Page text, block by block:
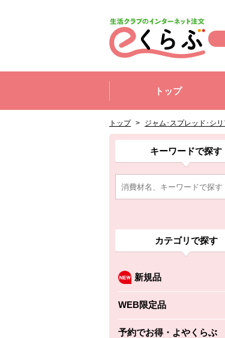
トップ
トップ > ジャム･スプレッド･シ
ここから消費材検索メニュ
キーワードで探す
カテゴリで探す
新規品
WEB限定品
予約でお得・よやくらぶ
消費材検索メニューここま
ここから本文です。
ここから組合員向けメニュ
組合員向けメニューここま
ここから本文です。